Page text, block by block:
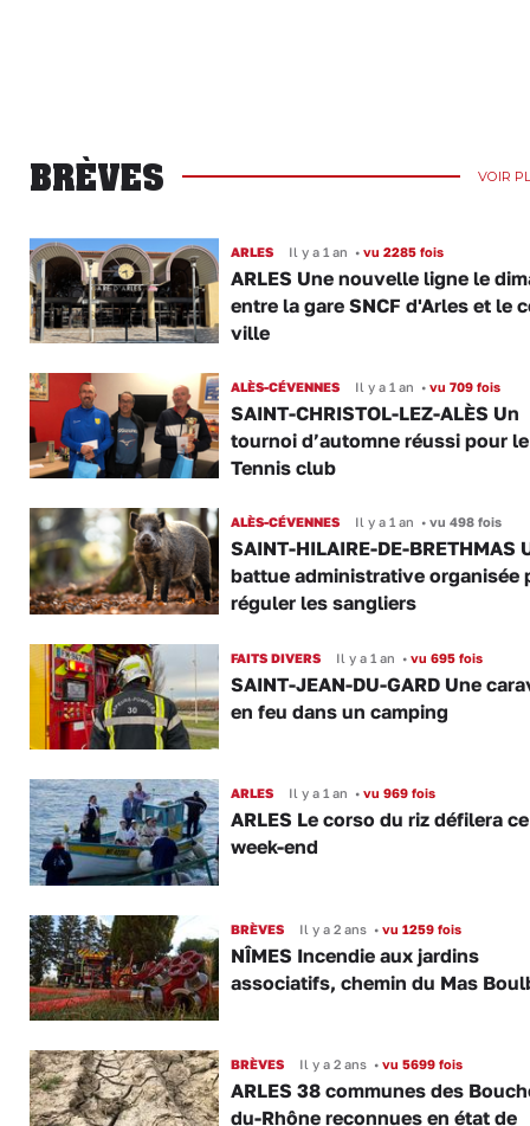
BRÈVES VOIR
ARLES Il y a 1 an •vu 2285 fois
ARLES Une nouvelle ligne le
entre la gare SNCF d'Arles et le
ville
ALÈS-CÉVENNES Il y a 1 an •vu 709 fois
SAINT-CHRISTOL-LEZ-ALÈS Un
tournoi d’automne réussi pour le
Tennis club
ALÈS-CÉVENNES Il y a 1 an •vu 498 fois
SAINT-HILAIRE-DE-BRETHMAS
battue administrative organisée
réguler les sangliers
FAITS DIVERS Il y a 1 an •vu 695 fois
SAINT-JEAN-DU-GARD Une
en feu dans un camping
ARLES Il y a 1 an •vu 969 fois
ARLES Le corso du riz défilera ce
week-end
BRÈVES Il y a 2 ans •vu 1259 fois
NÎMES Incendie aux jardins
associatifs, chemin du Mas
BRÈVES Il y a 2 ans •vu 5699 fois
ARLES 38 communes des
du-Rhône reconnues en état de